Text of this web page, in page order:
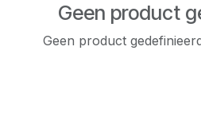
Geen product
Geen product